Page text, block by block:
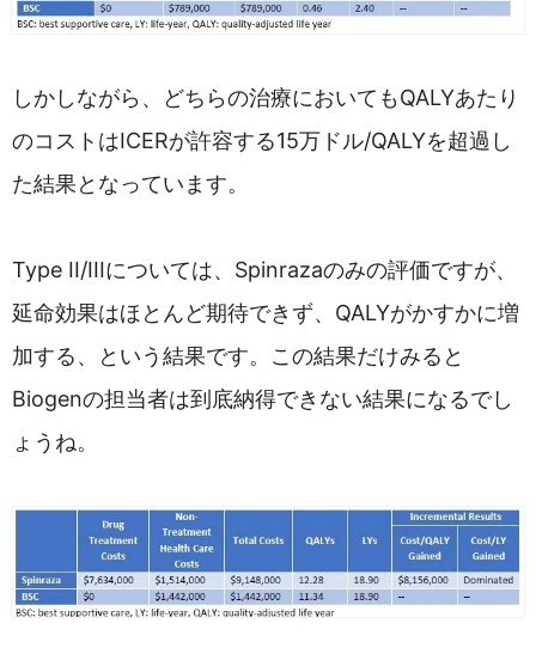
しかしながら、どちらの治療においてもQALYあたり
のコストはICERが許容する15万ドル/QALYを超過し
た結果となっています。
Type II/IIIについては、Spinrazaのみの評価ですが、
延命効果はほとんど期待できず、QALYがかすかに増
加する、という結果です。この結果だけみると
Biogenの担当者は到底納得できない結果になるでし
ょうね。